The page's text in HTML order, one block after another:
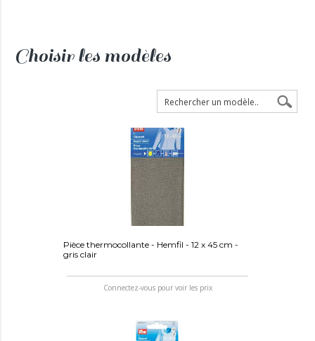
Choisir les modèles
Pièce thermocollante - Hemfil - 12 x 45 cm -
gris clair
Connectez-vous pour voir les prix